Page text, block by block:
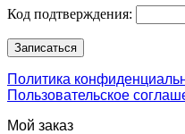
Код подтверждения:
Политика
Пользовательское
Мой заказ